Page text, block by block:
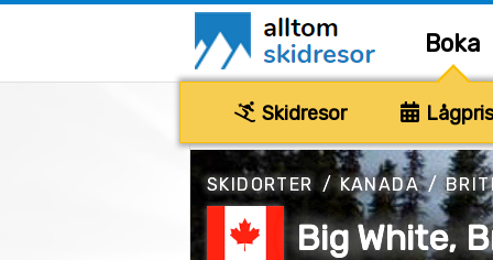
Boka
Skidresor
SKIDORTER /KANADA/
Big White,